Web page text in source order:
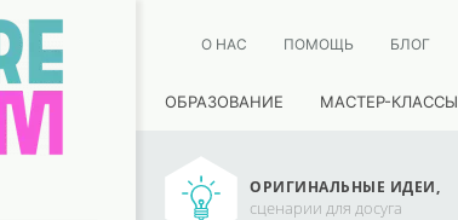
О НАС ПОМОЩЬ БЛОГ
ОБРАЗОВАНИЕ МАСТЕР-КЛАССЫ
ОРИГИНАЛЬНЫЕ ИДЕИ,
сценарии для досуга